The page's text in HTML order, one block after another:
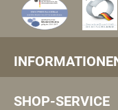
SHOP-SERVICE